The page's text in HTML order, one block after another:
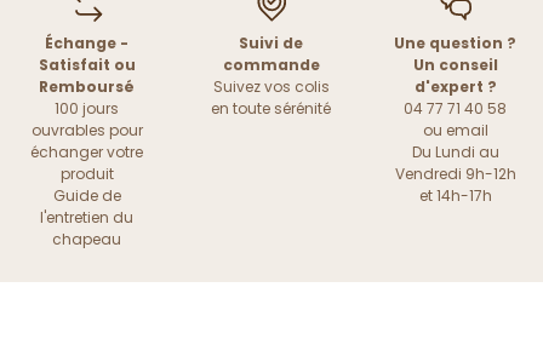
Échange -
Satisfait ou
Remboursé
100 jours
ouvrables pour
échanger votre
produit
Guide de
l'entretien du
chapeau
Suivi de
commande
Suivez vos colis
en toute sérénité
Une question ?
Un conseil
d'expert ?
04 77 71 40 58
ou email
Du Lundi au
Vendredi 9h-12h
et 14h-17h